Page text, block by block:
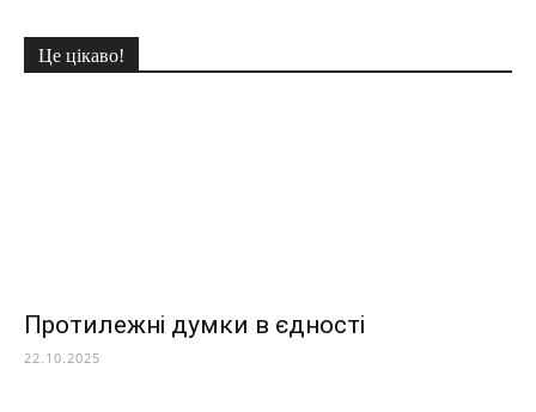
Це цікаво!
Протилежні думки в єдності
22.10.2025